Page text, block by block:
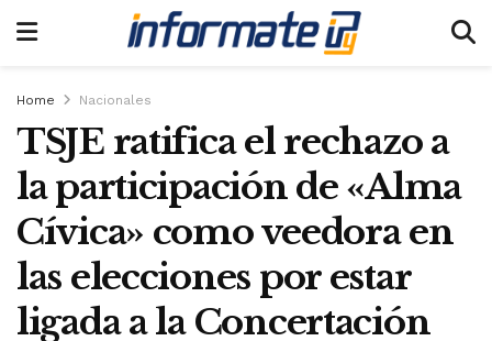
Home Nacionales
TSJE ratifica el rechazo a
la participación de «Alma
Cívica» como veedora en
las elecciones por estar
ligada a la Concertación